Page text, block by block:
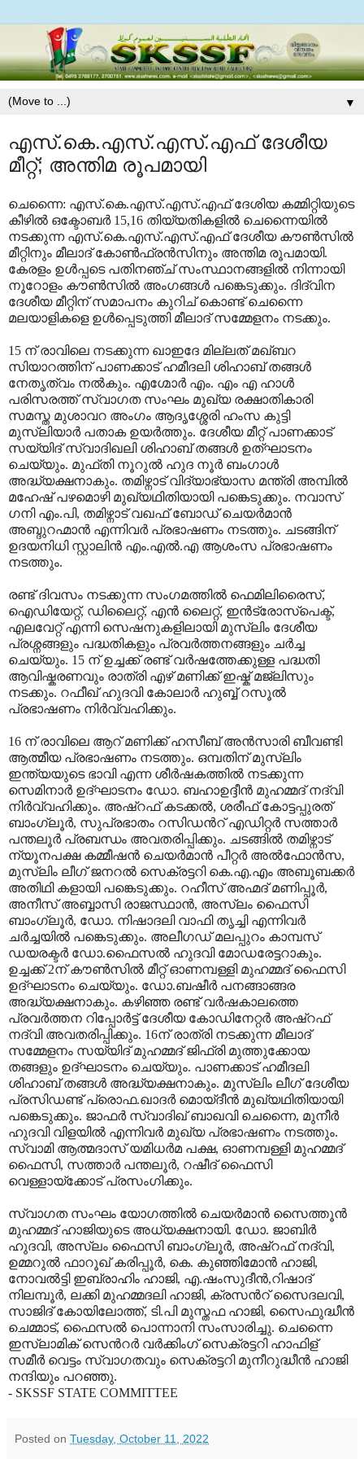
▼
എസ്.കെ.എസ്.എസ്.എഫ് ദേശീയ
മീറ്റ്; അന്തിമ രൂപമായി
ചെന്നൈ: എസ്.കെ.എസ്.എസ്.എഫ് ദേശിയ കമ്മിറ്റിയുടെ
കീഴില്‍ ഒക്ടോബര്‍ 15,16 തിയ്യതികളില്‍ ചെന്നൈയില്‍
നടക്കുന്ന എസ്.കെ.എസ്.എസ്.എഫ് ദേശീയ കൗണ്‍സില്‍
മീറ്റിനും മീലാദ് കോണ്‍ഫ്രന്‍സിനും അന്തിമ രൂപമായി.
കേരളം ഉള്‍പ്പടെ പതിനഞ്ച് സംസ്ഥാനങ്ങളില്‍ നിന്നായി
നൂറോളം കൗണ്‍സില്‍ അംഗങ്ങള്‍ പങ്കെടുക്കും. ദിദ്വിന
ദേശീയ മീറ്റിന് സമാപനം കുറിച് കൊണ്ട് ചെന്നൈ
മലയാളികളെ ഉള്‍പ്പെടുത്തി മീലാദ് സമ്മേളനം നടക്കും.
15 ന് രാവിലെ നടക്കുന്ന ഖാഇദേ മില്ലത് മഖ്ബറ
സിയാറത്തിന് പാണക്കാട് ഹമീദലി ശിഹാബ് തങ്ങള്‍
നേതൃത്വം നല്‍കും. എഗ്മോര്‍ എം. എം എ ഹാള്‍
പരിസരത്ത് സ്വാഗത സംഘം മുഖ്യ രക്ഷാതികാരി
സമസ്ത മുശാവറ അംഗം ആദൃശ്ശേരി ഹംസ കുട്ടി
മുസ്ലിയാര്‍ പതാക ഉയര്‍ത്തും. ദേശീയ മീറ്റ് പാണക്കാട്
സയ്യിദ് സ്വാദിഖലി ശിഹാബ് തങ്ങള്‍ ഉത്ഘാടനം
ചെയ്യും. മുഫ്തി നൂറുല്‍ ഹുദ നൂര്‍ ബംഗാള്‍
അദ്ധ്യക്ഷനാകും. തമിഴ്നാട് വിദ്യാഭ്യാസ മന്ത്രി അമ്പില്‍
മഹേഷ് പഴമൊഴി മുഖ്യഥിതിയായി പങ്കെടുക്കും. നവാസ്
ഗനി എം.പി, തമിഴ്നാട് വഖഫ് ബോഡ് ചെയര്‍മാന്‍
അബ്ദുറഹ്മാന്‍ എന്നിവര്‍ പ്രഭാഷണം നടത്തും. ചടങ്ങിന്
ഉദയനിധി സ്റ്റാലിന്‍ എം.എല്‍.എ ആശംസ പ്രഭാഷണം
നടത്തും.
രണ്ട് ദിവസം നടക്കുന്ന സംഗമത്തില്‍ ഫെമിലിരൈസ്,
ഐഡിയേറ്റ്, ഡിലൈറ്റ്, എന്‍ ലൈറ്റ്, ഇന്‍ട്രോസ്പെക്ട്,
എലവേറ്റ് എന്നി സെഷനുകളിലായി മുസ്ലിം ദേശീയ
പ്രശ്നങ്ങളും പദ്ധതികളും പ്രവര്‍ത്തനങ്ങളും ചര്‍ച്ച
ചെയ്യും. 15 ന് ഉച്ചക്ക് രണ്ട് വര്‍ഷത്തേക്കുള്ള പദ്ധതി
ആവിഷ്കരണവും രാത്രി എഴ് മണിക്ക് ഇഷ്ക് മജ്ലിസും
നടക്കും. റഫീഖ് ഹുദവി കോലാര്‍ ഹുബ്ബ് റസൂല്‍
പ്രഭാഷണം നിര്‍വ്വഹിക്കും.
16 ന് രാവിലെ ആറ് മണിക്ക് ഹസീബ് അന്‍സാരി ബീവണ്ടി
ആത്മീയ പ്രഭാഷണം നടത്തും. ഒമ്പതിന് മുസ്ലിം
ഇന്ത്യയുടെ ഭാവി എന്ന ശീര്‍ഷകത്തില്‍ നടക്കുന്ന
സെമിനാര്‍ ഉദ്ഘാടനം ഡോ. ബഹാഉദ്ദീന്‍ മുഹമ്മദ് നദ്വി
നിര്‍വ്വഹിക്കും. അഷ്റഫ് കടക്കല്‍, ശരീഫ് കോട്ടപ്പുരത്
ബാംഗ്ലൂര്‍, സുപ്രഭാതം റസിഡന്‍റ് എഡിറ്റര്‍ സത്താര്‍
പന്തലൂര്‍ പ്രബന്ധം അവതരിപ്പിക്കും. ചടങ്ങില്‍ തമിഴ്നാട്
ന്യൂനപക്ഷ കമ്മീഷന്‍ ചെയര്‍മാന്‍ പീറ്റര്‍ അല്‍ഫോന്‍സ,
മുസ്ലിം ലീഗ് ജനറല്‍ സെക്രട്ടറി കെ.എ.എം അബൂബക്കര്‍
അതിഥി കളായി പങ്കെടുക്കും. റഹീസ് അഹ്മദ് മണിപ്പൂര്‍,
അനീസ് അബ്ബാസി രാജസ്ഥാന്‍, അസ്ലം ഫൈസി
ബാംഗ്ലൂര്‍, ഡോ. നിഷാദലി വാഫി തൃച്ചി എന്നിവര്‍
ചര്‍ച്ചയില്‍ പങ്കെടുക്കും. അലീഗഡ് മലപ്പുറം കാമ്പസ്
ഡയരക്ടര്‍ ഡോ.ഫൈസല്‍ ഹുദവി മോഡരേട്ടറാകും.
ഉച്ചക്ക് 2ന് കൗണ്‍സില്‍ മീറ്റ് ഓണമ്പള്ളി മുഹമ്മദ് ഫൈസി
ഉദ്ഘാടനം ചെയ്യും. ഡോ.ബഷീര്‍ പനങ്ങാങ്ങര
അദ്ധ്യക്ഷനാകും. കഴിഞ്ഞ രണ്ട് വര്‍ഷകാലത്തെ
പ്രവര്‍ത്തന റിപ്പോര്‍ട്ട് ദേശീയ കോഡിനേറ്റര്‍ അഷ്റഫ്
നദ്വി അവതരിപ്പിക്കും. 16ന് രാത്രി നടക്കുന്ന മീലാദ്
സമ്മേളനം സയ്യിദ് മുഹമ്മദ് ജിഫ്രി മുത്തുക്കോയ
തങ്ങളും ഉദ്ഘാടനം ചെയ്യും. പാണക്കാട് ഹമീദലി
ശിഹാബ് തങ്ങള്‍ അദ്ധ്യക്ഷനാകും. മുസ്ലിം ലീഗ് ദേശീയ
പ്രസിഡണ്ട് പ്രൊഫ.ഖാദര്‍ മൊയ്ദീന്‍ മുഖ്യഥിതിയായി
പങ്കെടുക്കും. ജാഫര്‍ സ്വാദിഖ് ബാഖവി ചെന്നൈ, മുനീര്‍
ഹുദവി വിളയില്‍ എന്നിവര്‍ മുഖ്യ പ്രഭാഷണം നടത്തും.
സ്വാമി ആത്മദാസ് യമിധര്‍മ പക്ഷ, ഓണമ്പള്ളി മുഹമ്മദ്
ഫൈസി, സത്താര്‍ പന്തലൂര്‍, റഷീദ് ഫൈസി
വെള്ളായ്ക്കോട് പ്രസംഗിക്കും.
സ്വാഗത സംഘം യോഗത്തില്‍ ചെയര്‍മാന്‍ സൈത്തൂന്‍
മുഹമ്മദ് ഹാജിയുടെ അധ്യക്ഷനായി. ഡോ. ജാബിര്‍
ഹുദവി, അസ്ലം ഫൈസി ബാംഗ്ലൂര്‍, അഷ്റഫ് നദ്വി,
ഉമ്മറുല്‍ ഫാറൂഖ് കരിപ്പൂര്‍, കെ. കുഞ്ഞിമോന്‍ ഹാജി,
നോവല്‍ട്ടി ഇബ്രാഹിം ഹാജി, എ.ഷംസുദീന്‍,റിഷാദ്
നിലമ്പൂര്‍, ലക്കി മുഹമ്മദലി ഹാജി, ക്രസന്‍റ് സൈദലവി,
സാജിദ് കോയിലോത്ത്, ടി.പി മുസ്തഫ ഹാജി, സൈഫുദ്ധീന്‍
ചെമ്മാട്, ഫൈസല്‍ പൊന്നാനി സംസാരിച്ചു. ചെന്നൈ
ഇസ്ലാമിക് സെന്‍റര്‍ വര്‍ക്കിംഗ് സെക്രട്ടറി ഹാഫിള്
സമീര്‍ വെട്ടം സ്വാഗതവും സെക്രട്ടറി മുനീറുദ്ധീന്‍ ഹാജി
നന്ദിയും പറഞ്ഞു.
- SKSSF STATE COMMITTEE
Posted on Tuesday, October 11, 2022